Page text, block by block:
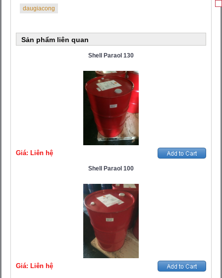
daugiacong
Sản phẩm liên quan
Shell Paraol 130
Giá: Liên hệ
Shell Paraol 100
Giá: Liên hệ